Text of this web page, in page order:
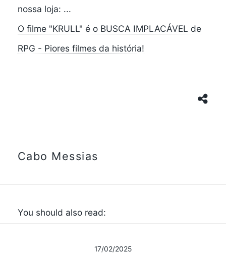
nossa loja: ...
O filme "KRULL" é o BUSCA IMPLACÁVEL de
RPG - Piores filmes da história!
Cabo Messias
You should also read:
17/02/2025